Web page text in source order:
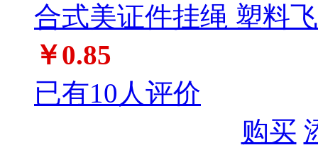
合式美证件挂绳 塑料
￥0.85
已有10人评价
购买